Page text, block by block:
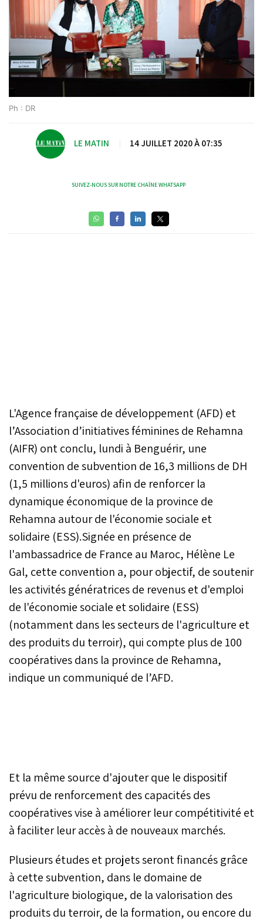
Ph : DR
LE MATIN 14 JUILLET 2020 À 07:35
SUIVEZ-NOUS SUR NOTRE CHAÎNE WHATSAPP
L'Agence française de développement (AFD) et
l’Association d’initiatives féminines de Rehamna
(AIFR) ont conclu, lundi à Benguérir, une
convention de subvention de 16,3 millions de DH
(1,5 millions d'euros) afin de renforcer la
dynamique économique de la province de
Rehamna autour de l'économie sociale et
solidaire (ESS).Signée en présence de
l'ambassadrice de France au Maroc, Hélène Le
Gal, cette convention a, pour objectif, de soutenir
les activités génératrices de revenus et d'emploi
de l'économie sociale et solidaire (ESS)
(notamment dans les secteurs de l'agriculture et
des produits du terroir), qui compte plus de 100
coopératives dans la province de Rehamna,
indique un communiqué de l’AFD.
Et la même source d'ajouter que le dispositif
prévu de renforcement des capacités des
coopératives vise à améliorer leur compétitivité et
à faciliter leur accès à de nouveaux marchés.
Plusieurs études et projets seront financés grâce
à cette subvention, dans le domaine de
l'agriculture biologique, de la valorisation des
produits du terroir, de la formation, ou encore du